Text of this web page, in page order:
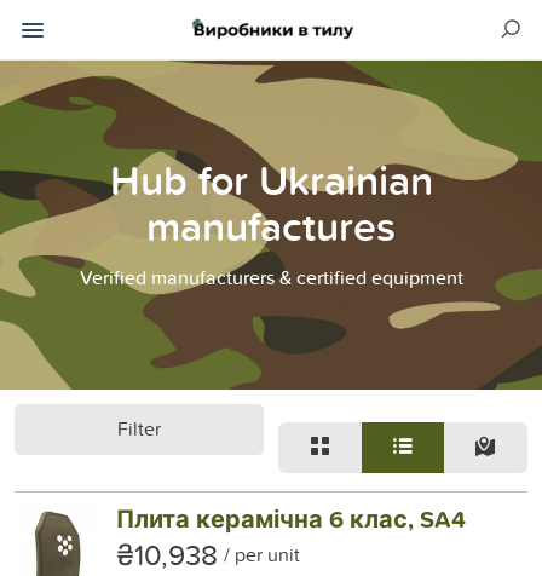
Hub for Ukrainian
manufactures
Verified manufacturers & certified equipment
Filter
Плита керамічна 6 клас, SA4
₴10,938 per unit